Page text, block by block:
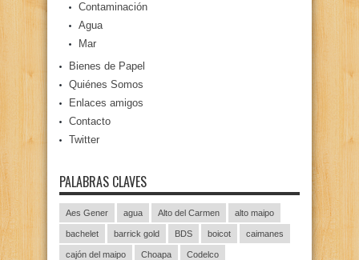
Contaminación
Agua
Mar
Bienes de Papel
Quiénes Somos
Enlaces amigos
Contacto
Twitter
PALABRAS CLAVES
Aes Gener agua Alto del Carmen alto maipo
bachelet barrick gold BDS boicot caimanes
cajón del maipo Choapa Codelco